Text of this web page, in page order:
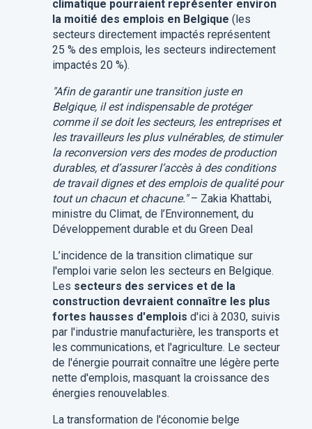
climatique pourraient représenter environ
la moitié des emplois en Belgique (les
secteurs directement impactés représentent
25 % des emplois, les secteurs indirectement
impactés 20 %).
"Afin de garantir une transition juste en
Belgique, il est indispensable de protéger
comme il se doit les secteurs, les entreprises et
les travailleurs les plus vulnérables, de stimuler
la reconversion vers des modes de production
durables, et d’assurer l’accès à des conditions
de travail dignes et des emplois de qualité pour
tout un chacun et chacune." – Zakia Khattabi,
ministre du Climat, de l’Environnement, du
Développement durable et du Green Deal
L’incidence de la transition climatique sur
l'emploi varie selon les secteurs en Belgique.
Les secteurs des services et de la
construction devraient connaître les plus
fortes hausses d'emplois d'ici à 2030, suivis
par l'industrie manufacturière, les transports et
les communications, et l'agriculture. Le secteur
de l'énergie pourrait connaître une légère perte
nette d'emplois, masquant la croissance des
énergies renouvelables.
La transformation de l'économie belge